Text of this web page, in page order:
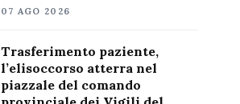
07 AGO 2026
Trasferimento paziente,
l’elisoccorso atterra nel
piazzale del comando